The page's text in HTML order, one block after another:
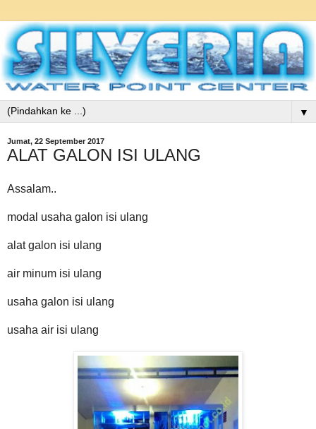
▼
Jumat, 22 September 2017
ALAT GALON ISI ULANG
Assalam..
modal usaha galon isi ulang
alat galon isi ulang
air minum isi ulang
usaha galon isi ulang
usaha air isi ulang